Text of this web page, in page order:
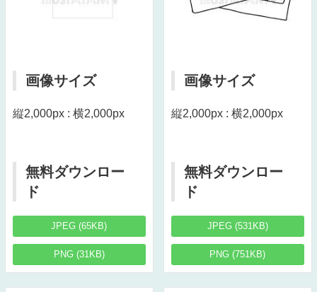
画像サイズ
縦2,000px : 横2,000px
無料ダウンロー
ド
JPEG (65KB)
PNG (31KB)
画像サイズ
縦2,000px : 横2,000px
無料ダウンロー
ド
JPEG (531KB)
PNG (751KB)